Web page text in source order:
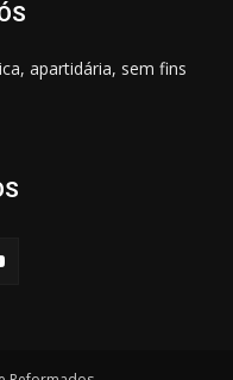
apartidária, sem fins